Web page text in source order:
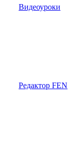
Видеоуроки
Редактор FEN